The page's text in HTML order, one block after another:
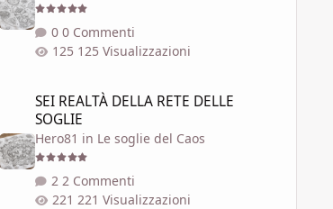
Autore
0 Commenti
125 Visualizzazioni
SEI REALTÀ DELLA RETE DELLE
SOGLIE
Hero81 in Le soglie del Caos
2 Commenti
221 Visualizzazioni